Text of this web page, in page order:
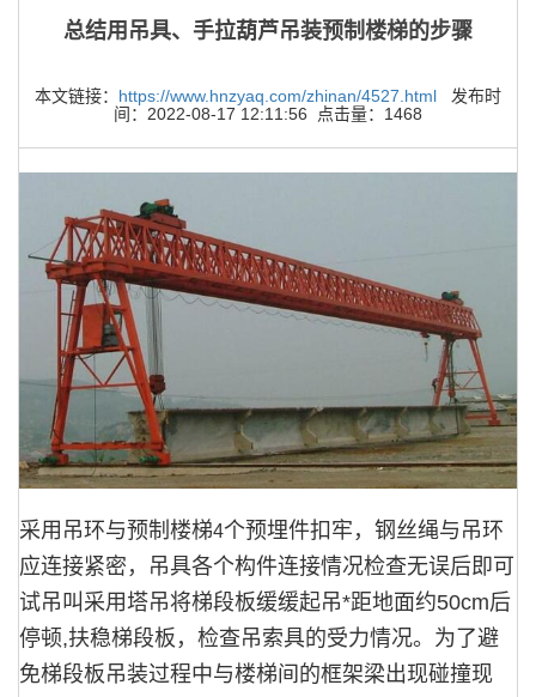
总结用吊具、手拉葫芦吊装预制楼梯的步骤
本文链接： https://www.hnzyaq.com/zhinan/4527.html 发布时
间：2022-08-17 12:11:56 点击量：1468
采用吊环与预制楼梯4个预埋件扣牢，钢丝绳与吊环
应连接紧密，吊具各个构件连接情况检查无误后即可
试吊叫采用塔吊将梯段板缓缓起吊*距地面约50cm后
停顿,扶稳梯段板，检查吊索具的受力情况。为了避
免梯段板吊装过程中与楼梯间的框架梁出现碰撞现